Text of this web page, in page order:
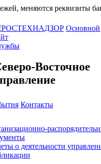
платежей, меняются
Основной
Восточное
Контакты
о деятельности